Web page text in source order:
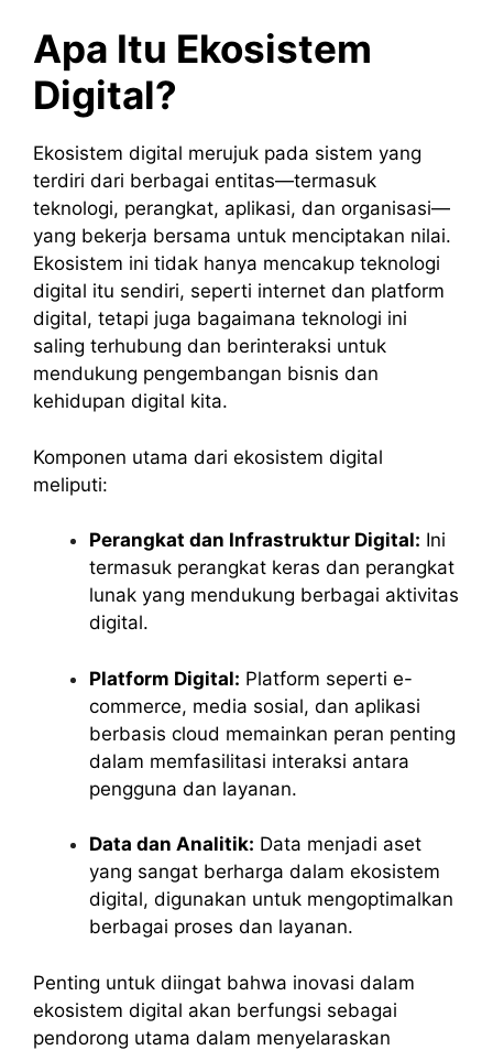
Apa Itu Ekosistem
Digital?
Ekosistem digital merujuk pada sistem yang
terdiri dari berbagai entitas—termasuk
teknologi, perangkat, aplikasi, dan organisasi—
yang bekerja bersama untuk menciptakan nilai.
Ekosistem ini tidak hanya mencakup teknologi
digital itu sendiri, seperti internet dan platform
digital, tetapi juga bagaimana teknologi ini
saling terhubung dan berinteraksi untuk
mendukung pengembangan bisnis dan
kehidupan digital kita.
Komponen utama dari ekosistem digital
meliputi:
Perangkat dan Infrastruktur Digital: Ini
termasuk perangkat keras dan perangkat
lunak yang mendukung berbagai aktivitas
digital.
Platform Digital: Platform seperti e-
commerce, media sosial, dan aplikasi
berbasis cloud memainkan peran penting
dalam memfasilitasi interaksi antara
pengguna dan layanan.
Data dan Analitik: Data menjadi aset
yang sangat berharga dalam ekosistem
digital, digunakan untuk mengoptimalkan
berbagai proses dan layanan.
Penting untuk diingat bahwa inovasi dalam
ekosistem digital akan berfungsi sebagai
pendorong utama dalam menyelaraskan